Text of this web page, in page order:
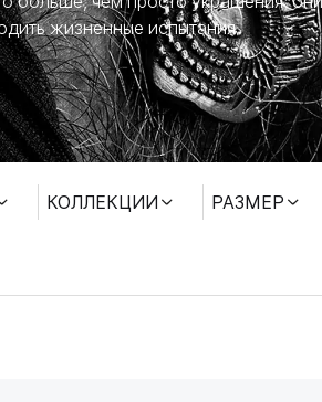
жизненные испытания.
КОЛЛЕКЦИИ РАЗМЕР